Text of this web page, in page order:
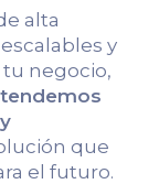
alta
y
tu negocio,
que
el futuro.